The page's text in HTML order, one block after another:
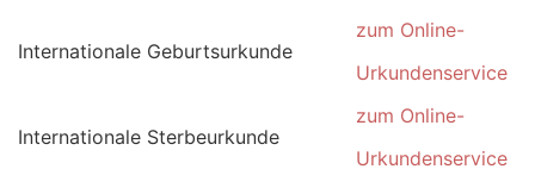
Internationale Geburtsurkunde
zum Online-
Urkundenservice
Internationale Sterbeurkunde
zum Online-
Urkundenservice